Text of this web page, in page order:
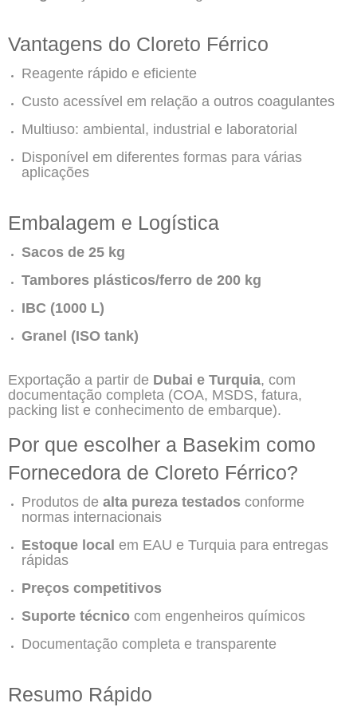
Vantagens do Cloreto Férrico
Reagente rápido e eficiente
Custo acessível em relação a outros coagulantes
Multiuso: ambiental, industrial e laboratorial
Disponível em diferentes formas para várias
aplicações
Embalagem e Logística
Sacos de 25 kg
Tambores plásticos/ferro de 200 kg
IBC (1000 L)
Granel (ISO tank)
Exportação a partir de Dubai e Turquia, com
documentação completa (COA, MSDS, fatura,
packing list e conhecimento de embarque).
Por que escolher a Basekim como
Fornecedora de Cloreto Férrico?
Produtos de alta pureza testados conforme
normas internacionais
Estoque local em EAU e Turquia para entregas
rápidas
Preços competitivos
Suporte técnico com engenheiros químicos
Documentação completa e transparente
Resumo Rápido